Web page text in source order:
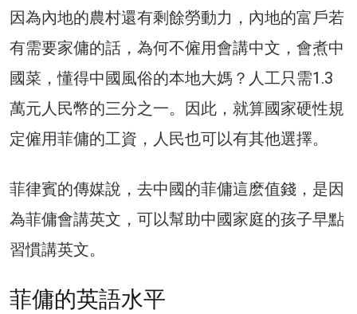
因為內地的農村還有剩餘勞動力，內地的富戶若
有需要家傭的話，為何不僱用會講中文，會煮中
國菜，懂得中國風俗的本地大媽？人工只需1.3
萬元人民幣的三分之一。因此，就算國家硬性規
定僱用菲傭的工資，人民也可以有其他選擇。
菲律賓的傳媒說，去中國的菲傭這麽值錢，是因
為菲傭會講英文，可以幫助中國家庭的孩子早點
習慣講英文。
菲傭的英語水平